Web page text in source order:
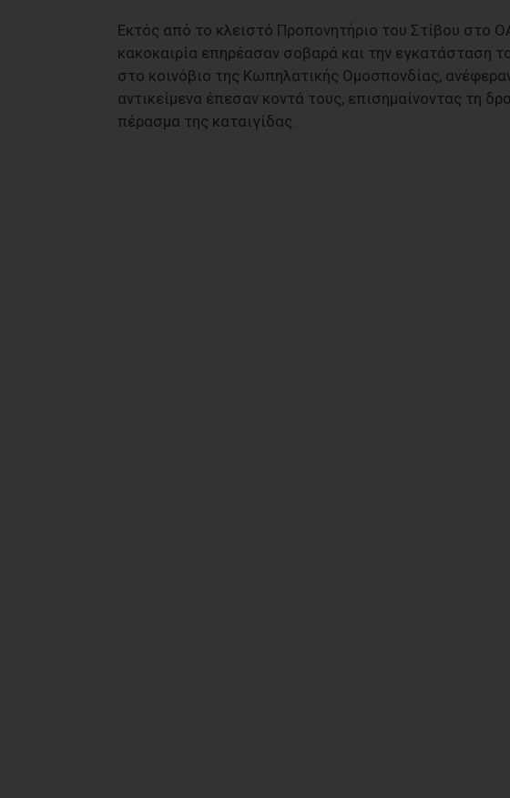
Εκτός από το κλειστό Προπονητήριο του Στίβου στο
κακοκαιρία επηρέασαν σοβαρά και την εγκατάσταση
στο κοινόβιο της Κωπηλατικής Ομοσπονδίας,
αντικείμενα έπεσαν κοντά τους, επισημαίνοντας τη
πέρασμα της καταιγίδας.